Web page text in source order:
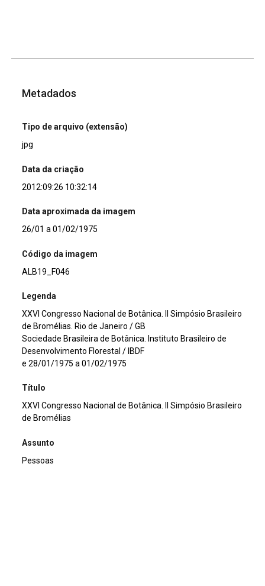
Metadados
Tipo de arquivo (extensão)
jpg
Data da criação
2012:09:26 10:32:14
Data aproximada da imagem
26/01 a 01/02/1975
Código da imagem
ALB19_F046
Legenda
XXVI Congresso Nacional de Botânica. II Simpósio Brasileiro
de Bromélias. Rio de Janeiro / GB
Sociedade Brasileira de Botânica. Instituto Brasileiro de
Desenvolvimento Florestal / IBDF
e 28/01/1975 a 01/02/1975
Título
XXVI Congresso Nacional de Botânica. II Simpósio Brasileiro
de Bromélias
Assunto
Pessoas